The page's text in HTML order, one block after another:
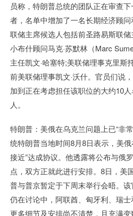
员称，特朗普总统的团队正在审查
者，名单中增加了一名长期经济顾
联储主席候选人包括前圣路易斯联
小布什顾问马克·苏默林（Marc
主任凯文·哈塞特;美联储理事克里斯
前美联储理事凯文·沃什。官员们说
加到正在考虑担任该职位的大约10
人。
特朗普：美俄在乌克兰问题上已“非
统特朗普当地时间8月8日表示，美
接近”达成协议。他透露将公布与俄
点，双方正就此进行安排。8日，美
普与普京暂定于下周末举行会晤。
仍在讨论中，阿联酋、匈牙利、瑞士
更多细节及安排尚不清楚，且充满